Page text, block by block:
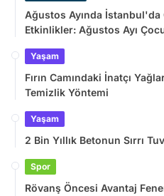
Ağustos Ayında İstanbul'da
Etkinlikler: Ağustos Ayı
Yaşam
Fırın Camındaki İnatçı
Temizlik Yöntemi
Yaşam
2 Bin Yıllık Betonun Sırrı
Spor
Rövanş Öncesi Avantaj